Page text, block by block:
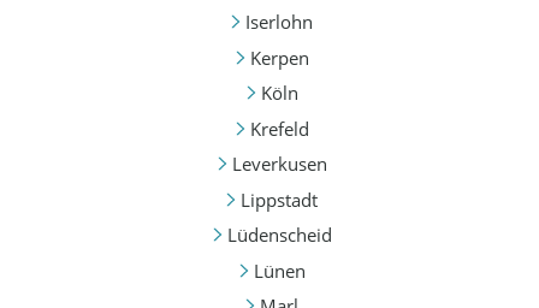
Iserlohn
Kerpen
Köln
Krefeld
Leverkusen
Lippstadt
Lüdenscheid
Lünen